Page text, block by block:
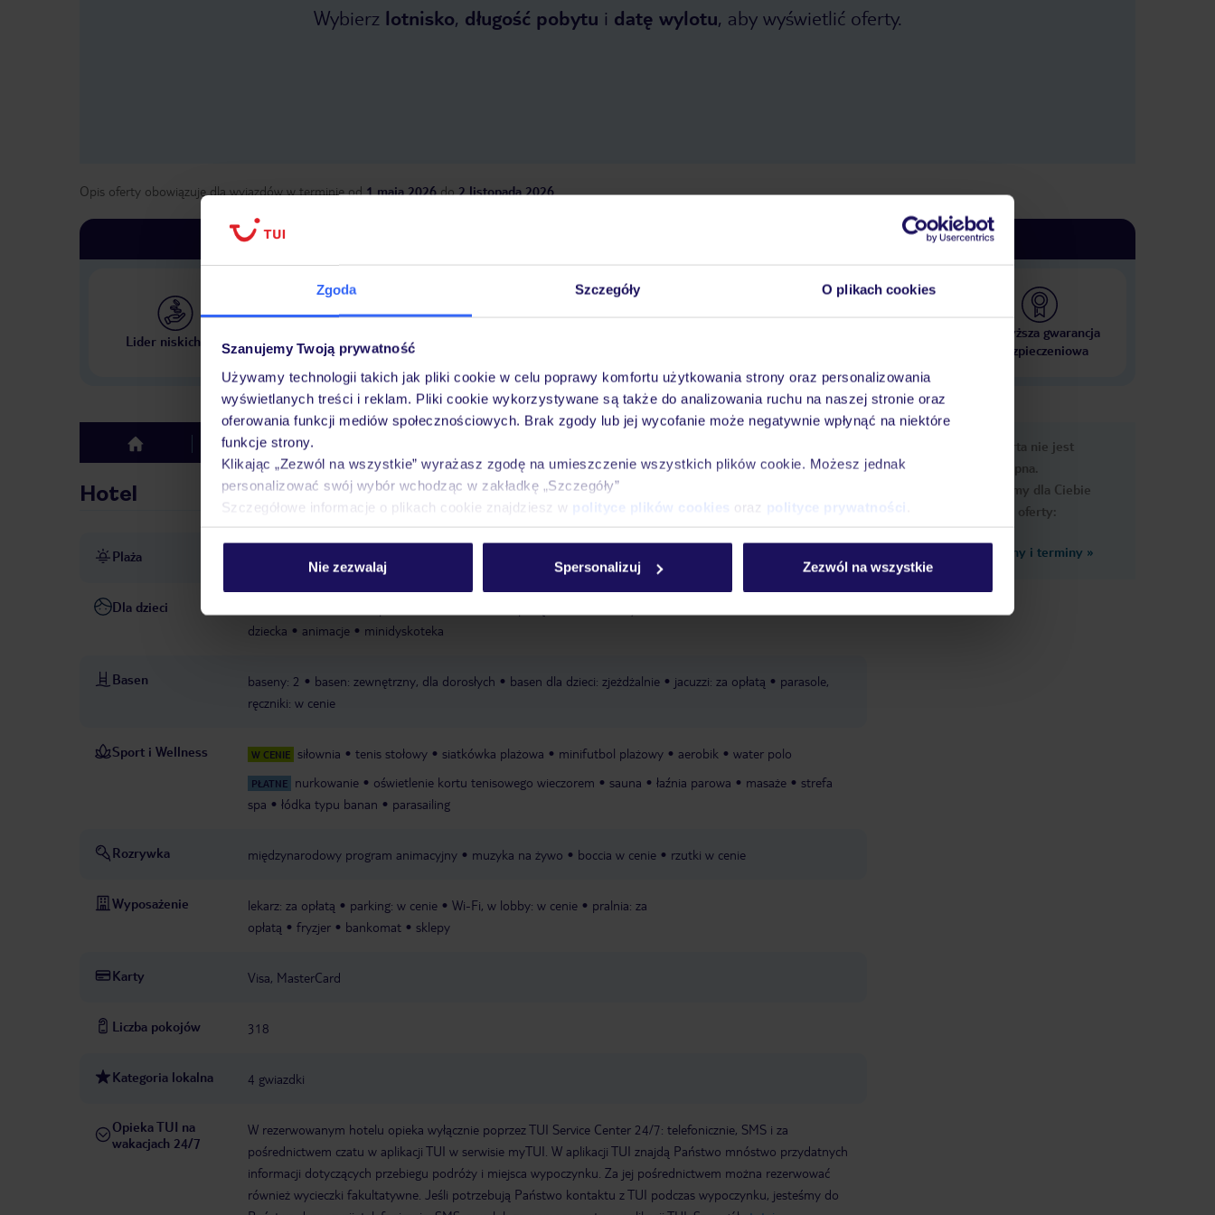
Zgoda Szczegóły O plikach cookies
Szanujemy Twoją prywatność
Używamy technologii takich jak pliki cookie w celu poprawy komfortu użytkowania strony oraz personalizowania
wyświetlanych treści i reklam. Pliki cookie wykorzystywane są także do analizowania ruchu na naszej stronie oraz
oferowania funkcji mediów społecznościowych. Brak zgody lub jej wycofanie może negatywnie wpłynąć na niektóre
funkcje strony.
Klikając „Zezwól na wszystkie” wyrażasz zgodę na umieszczenie wszystkich plików cookie. Możesz jednak
personalizować swój wybór wchodząc w zakładkę „Szczegóły”
Szczegółowe informacje o plikach cookie znajdziesz w polityce plików cookies oraz polityce prywatności
Nie zezwalaj Spersonalizuj Zezwól na wszystkie
Wybierz lotnisko, długość pobytu i datę wylotu, aby wyświetlić oferty.
Opis oferty obowiązuje dla wyjazdów w terminie od 1 maja 2026do2 listopada 2026
Lider niskich cen
w Polsce
Najwyższa gwarancja
ubezpieczeniowa
top Hotel
Hotel
Plaża ok. 400 m od plaży, zejście schodami ręczniki w cenie
Dla dzieci
dziecka
animacje minidyskoteka
Basen baseny: 2 basen: zewnętrzny, dla dorosłych basen dla dzieci: zjeżdżalnie jacuzzi: za opłatą
parasole,
ręczniki: w cenie
Sport i Wellness W CENIE siłownia tenis stołowy siatkówka plażowa minifutbol plażowy aerobik water polo
PŁATNE nurkowanie oświetlenie kortu tenisowego wieczorem sauna łaźnia parowa masaże
strefa
spa
łódka typu banan parasailing
Rozrywka międzynarodowy program animacyjny muzyka na żywo boccia w cenie rzutki w cenie
Wyposażenie lekarz: za opłatą parking: w cenie Wi-Fi, w lobby: w cenie
pralnia: za
opłatą
fryzjer bankomat sklepy
Karty Visa, MasterCard
Liczba pokojów 318
Kategoria lokalna 4 gwiazdki
Opieka TUI na
wakacjach 24/7
W rezerwowanym hotelu opieka wyłącznie poprzez TUI Service Center 24/7: telefonicznie, SMS i za
pośrednictwem czatu w aplikacji TUI w serwisie myTUI. W aplikacji TUI znajdą Państwo mnóstwo przydatnych
informacji dotyczących przebiegu podróży i miejsca wypoczynku. Za jej pośrednictwem można rezerwować
również wycieczki fakultatywne. Jeśli potrzebują Państwo kontaktu z TUI podczas wypoczynku, jesteśmy do
Ups, ta oferta nie jest
dostępna.
Przygotowaliśmy dla Ciebie
podobne oferty:
Zobacz inne ceny i terminy »